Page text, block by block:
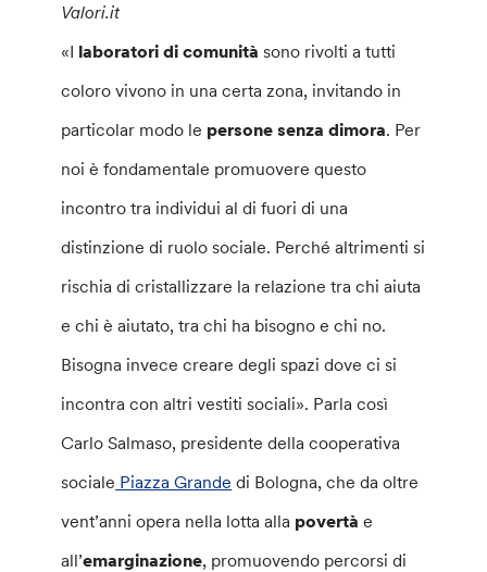
Valori.it
«I laboratori di comunità sono rivolti a tutti
coloro vivono in una certa zona, invitando in
particolar modo le persone senza dimora. Per
noi è fondamentale promuovere questo
incontro tra individui al di fuori di una
distinzione di ruolo sociale. Perché altrimenti si
rischia di cristallizzare la relazione tra chi aiuta
e chi è aiutato, tra chi ha bisogno e chi no.
Bisogna invece creare degli spazi dove ci si
incontra con altri vestiti sociali». Parla così
Carlo Salmaso, presidente della cooperativa
sociale Piazza Grande di Bologna, che da oltre
vent’anni opera nella lotta alla povertàe
all’emarginazione, promuovendo percorsi di